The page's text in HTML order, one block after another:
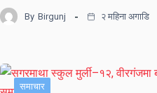
By Birgunj २ महिना अगाडि
समाचार